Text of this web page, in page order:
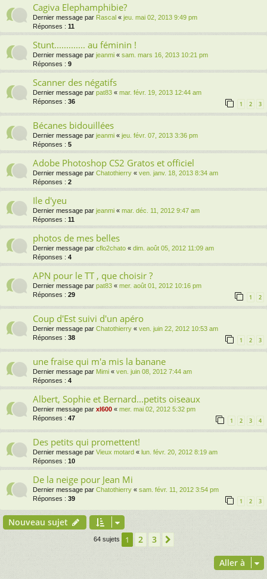
Cagiva Elephamphibie?
Dernier message par Rascal « jeu. mai 02, 2013 9:49 pm
Réponses : 11
Stunt............. au féminin !
Dernier message par jeanmi « sam. mars 16, 2013 10:21 pm
Réponses : 9
Scanner des négatifs
Dernier message par pat83 « mar. févr. 19, 2013 12:44 am
Réponses : 36 1 2 3
Bécanes bidouillées
Dernier message par jeanmi « jeu. févr. 07, 2013 3:36 pm
Réponses : 5
Adobe Photoshop CS2 Gratos et officiel
Dernier message par Chatothierry « ven. janv. 18, 2013 8:34 am
Réponses : 2
Ile d'yeu
Dernier message par jeanmi « mar. déc. 11, 2012 9:47 am
Réponses : 11
photos de mes belles
Dernier message par cflo2chato « dim. août 05, 2012 11:09 am
Réponses : 4
APN pour le TT , que choisir ?
Dernier message par pat83 « mer. août 01, 2012 10:16 pm
Réponses : 29 1 2
Coup d'Est suivi d'un apéro
Dernier message par Chatothierry « ven. juin 22, 2012 10:53 am
Réponses : 38 1 2 3
une fraise qui m'a mis la banane
Dernier message par Mimi « ven. juin 08, 2012 7:44 am
Réponses : 4
Albert, Sophie et Bernard...petits oiseaux
Dernier message par xl600 « mer. mai 02, 2012 5:32 pm
Réponses : 47 1 2 3 4
Des petits qui promettent!
Dernier message par Vieux motard « lun. févr. 20, 2012 8:19 am
Réponses : 10
De la neige pour Jean Mi
Dernier message par Chatothierry « sam. févr. 11, 2012 3:54 pm
Réponses : 39 1 2 3
Nouveau sujet
64 sujets 1 2 3
Aller à